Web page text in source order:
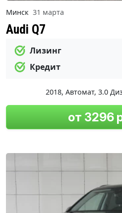
Минск 31 марта
Audi Q7
Лизинг
Кредит
2018, Автомат, 3.0
от 3296